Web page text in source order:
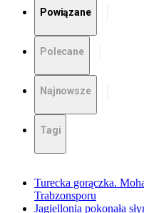
Powiązane
Polecane
Najnowsze
Tagi
Turecka gorączka.
Trabzonsporu
Jagiellonia pokonała